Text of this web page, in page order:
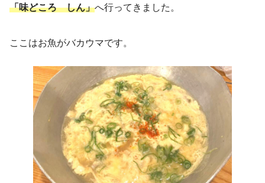
「味どころ しん」へ行ってきました。
ここはお魚がバカウマです。